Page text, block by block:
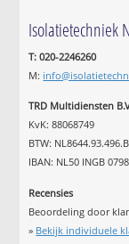
Isolatietechniek
T: 020-2246260
M:
TRD Multidiensten
KvK: 88068749
BTW:
IBAN: NL50 INGB
Recensies
Beoordeling door
» Bekijk individuele